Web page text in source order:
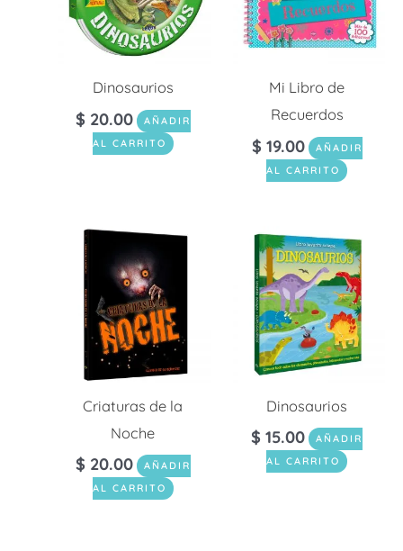
Dinosaurios
$ 20.00
AÑADIR
AL CARRITO
Mi Libro de
Recuerdos
$ 19.00
AÑADIR
AL CARRITO
Criaturas de la
Noche
$ 20.00
AÑADIR
AL CARRITO
Dinosaurios
$ 15.00
AÑADIR
AL CARRITO